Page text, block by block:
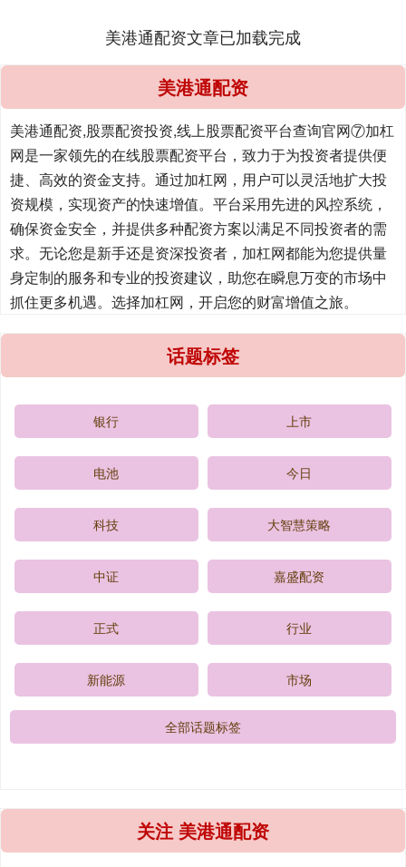
美港通配资文章已加载完成
美港通配资
美港通配资,股票配资投资,线上股票配资平台查询官网⑦加杠
网是一家领先的在线股票配资平台，致力于为投资者提供便
捷、高效的资金支持。通过加杠网，用户可以灵活地扩大投
资规模，实现资产的快速增值。平台采用先进的风控系统，
确保资金安全，并提供多种配资方案以满足不同投资者的需
求。无论您是新手还是资深投资者，加杠网都能为您提供量
身定制的服务和专业的投资建议，助您在瞬息万变的市场中
抓住更多机遇。选择加杠网，开启您的财富增值之旅。
话题标签
银行 上市
电池 今日
科技 大智慧策略
中证 嘉盛配资
正式 行业
新能源 市场
全部话题标签
关注 美港通配资